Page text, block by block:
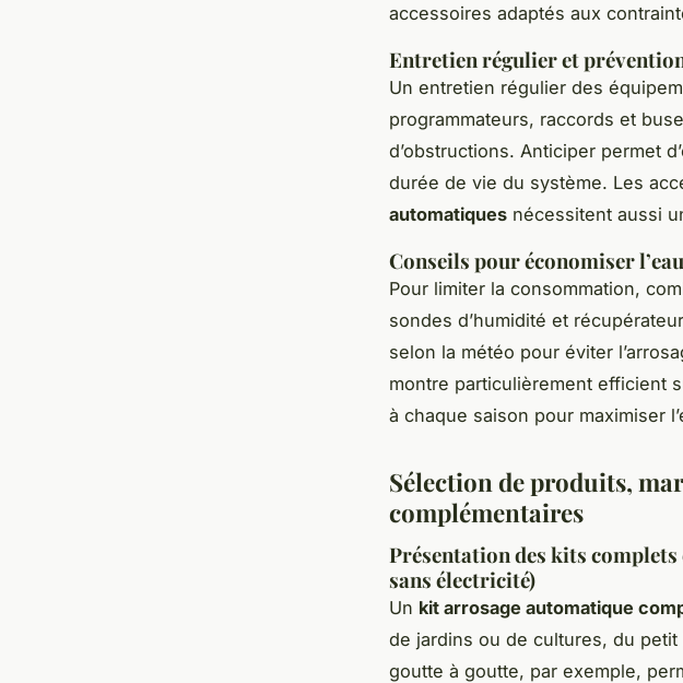
accessoires adaptés aux
Entretien régulier et
Un entretien régulier des
programmateurs, raccords et
d’obstructions. Anticiper permet
durée de vie du système. Les
automatiques nécessitent aussi
Conseils pour économiser l’eau
Pour limiter la consommation,
sondes d’humidité et
selon la météo pour éviter
montre particulièrement efficient
à chaque saison pour maximiser
Sélection de produits,
complémentaires
Présentation des kits
sans électricité)
Un kit arrosage automatique
de jardins ou de cultures, du
goutte à goutte, par exemple,